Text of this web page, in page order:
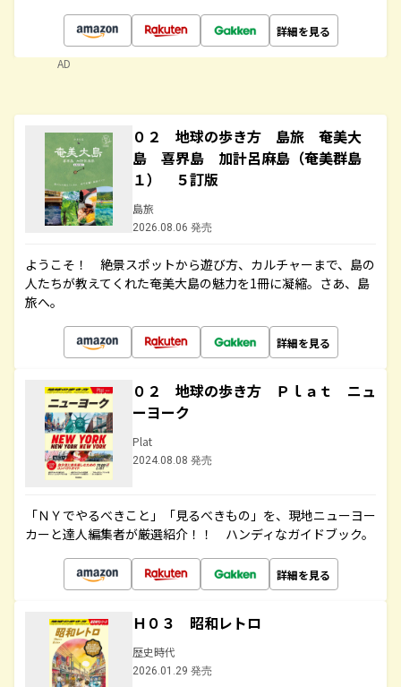
詳細を見る
AD
０２ 地球の歩き方 島旅 奄美大
島 喜界島 加計呂麻島（奄美群島
１） ５訂版
島旅
2026.08.06 発売
ようこそ！ 絶景スポットから遊び方、カルチャーまで、島の
人たちが教えてくれた奄美大島の魅力を1冊に凝縮。さあ、島
旅へ。
詳細を見る
０２ 地球の歩き方 Ｐｌａｔ ニュ
ーヨーク
Plat
2024.08.08 発売
「ＮＹでやるべきこと」「見るべきもの」を、現地ニューヨー
カーと達人編集者が厳選紹介！！ ハンディなガイドブック。
詳細を見る
Ｈ０３ 昭和レトロ
歴史時代
2026.01.29 発売